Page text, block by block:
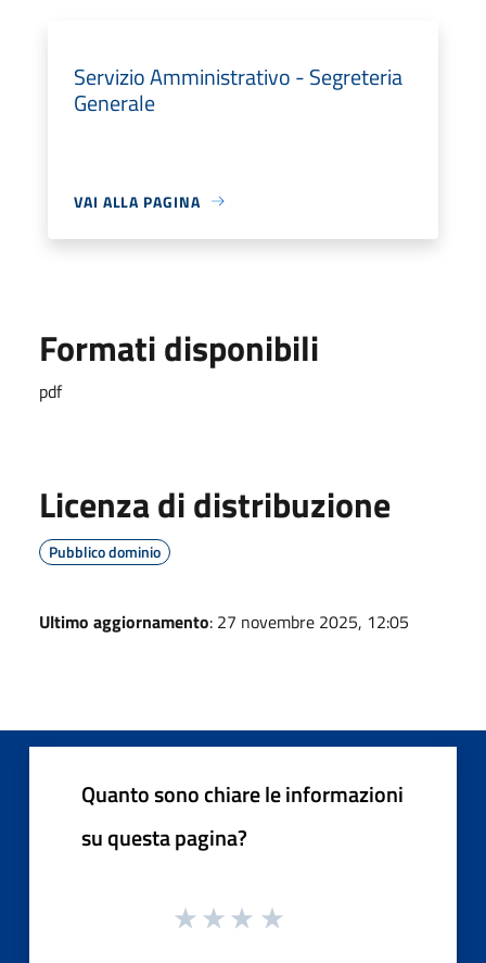
Servizio Amministrativo - Segreteria
Generale
VAI ALLA PAGINA
Formati disponibili
pdf
Licenza di distribuzione
Pubblico dominio
Ultimo aggiornamento: 27 novembre 2025, 12:05
Quanto sono chiare le informazioni
su questa pagina?